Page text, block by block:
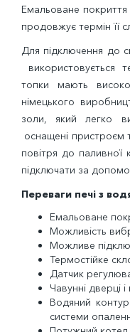
Емальоване
продовжує термін її
Для підключення до
використовується
топки мають
німецького
золи, який легко
оснащені пристроєм
повітря до
підключати за
Переваги печі з
Емальоване
Можливість
Можливе
Термостійке
Датчик
Чавунні дверці
Водяний
системи